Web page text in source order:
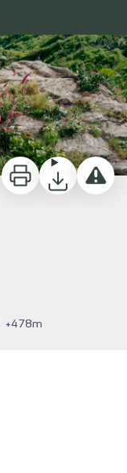
ImprimerTéléchargerSignaler
+478m